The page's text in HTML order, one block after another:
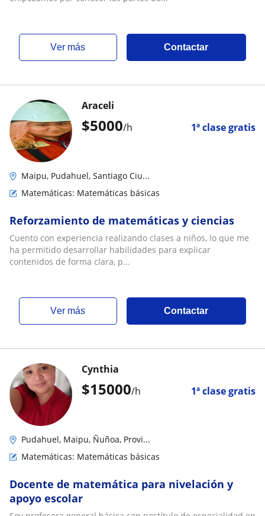
ver más Contactar
$5000/h 1ª clase gratis
Araceli
Maipu, Pudahuel, Santiago Ciu...
Matemáticas: Matemáticas básicas
Reforzamiento de matemáticas y ciencias
Cuento con experiencia realizando clases a niños, lo que me
ha permitido desarrollar habilidades para explicar
contenidos de forma clara, p...
ver más Contactar
$15000/h 1ª clase gratis
Cynthia
Pudahuel, Maipu, Ñuñoa, Provi...
Matemáticas: Matemáticas básicas
Docente de matemática para nivelación y
apoyo escolar